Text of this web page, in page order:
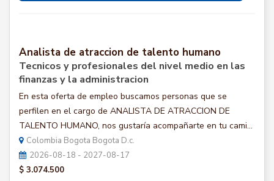
Analista de atraccion de talento humano
Tecnicos y profesionales del nivel medio en las
finanzas y la administracion
En esta oferta de empleo buscamos personas que se
perfilen en el cargo de ANALISTA DE ATRACCION DE
TALENTO HUMANO, nos gustaría acompañarte en tu cami...
Colombia Bogota Bogota D.c.
2026-08-18 - 2027-08-17
$ 3.074.500